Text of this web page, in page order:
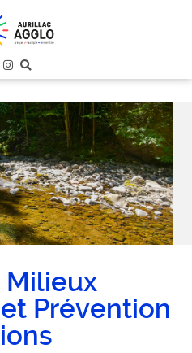
Milieux
Prévention